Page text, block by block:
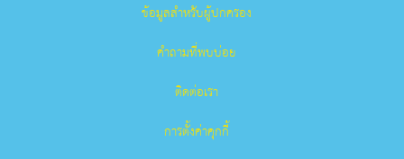
ข้อมูลสำหรับผู้ปกครอง
คำถามที่พบบ่อย
ติดต่อเรา
การตั้งค่าคุกกี้